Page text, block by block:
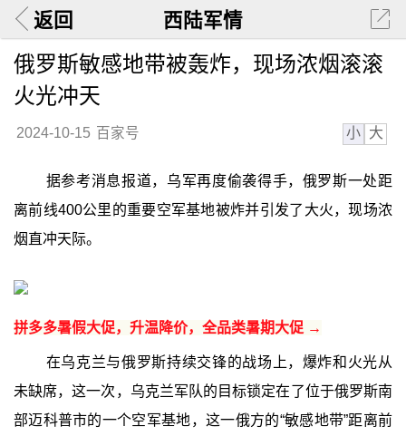
返回 西陆军情
俄罗斯敏感地带被轰炸，现场浓烟滚滚
火光冲天
2024-10-15 百家号 小 大
据参考消息报道，乌军再度偷袭得手，俄罗斯一处距
离前线400公里的重要空军基地被炸并引发了大火，现场浓
烟直冲天际。
拼多多暑假大促，升温降价，全品类暑期大促 →
在乌克兰与俄罗斯持续交锋的战场上，爆炸和火光从
未缺席，这一次，乌克兰军队的目标锁定在了位于俄罗斯南
部迈科普市的一个空军基地，这一俄方的“敏感地带”距离前